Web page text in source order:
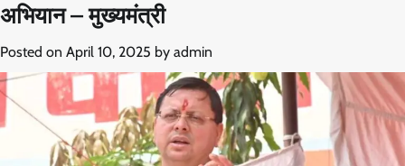
अभियान – मुख्यमंत्री
Posted on April 10, 2025 by admin